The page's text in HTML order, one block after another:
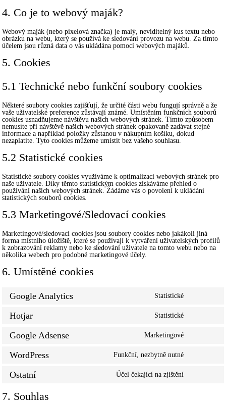
4. Co je to webový maják?
Webový maják (nebo pixelová značka) je malý, neviditelný kus textu nebo
obrázku na webu, který se používá ke sledování provozu na webu. Za tímto
účelem jsou různá data o vás ukládána pomocí webových majáků.
5. Cookies
5.1 Technické nebo funkční soubory cookies
Některé soubory cookies zajišťují, že určité části webu fungují správně a že
vaše uživatelské preference zůstávají známé. Umístěním funkčních souborů
cookies usnadňujeme návštěvu našich webových stránek. Tímto způsobem
nemusíte při návštěvě našich webových stránek opakovaně zadávat stejné
informace a například položky zůstanou v nákupním košíku, dokud
nezaplatíte. Tyto cookies můžeme umístit bez vašeho souhlasu.
5.2 Statistické cookies
Statistické soubory cookies využíváme k optimalizaci webových stránek pro
naše uživatele. Díky těmto statistickým cookies získáváme přehled o
používání našich webových stránek. Žádáme vás o povolení k ukládání
statistických souborů cookies.
5.3 Marketingové/Sledovací cookies
Marketingové/sledovací cookies jsou soubory cookies nebo jakákoli jiná
forma místního úložiště, které se používají k vytváření uživatelských profilů
k zobrazování reklamy nebo ke sledování uživatele na tomto webu nebo na
několika webech pro podobné marketingové účely.
6. Umístěné cookies
Google Analytics Statistické
Hotjar Statistické
Google Adsense Marketingové
WordPress Funkční, nezbytně nutné
Ostatní Účel čekající na zjištění
7. Souhlas